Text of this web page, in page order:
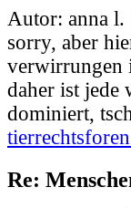
Autor: anna l.
sorry, aber
verwirrungen
daher ist jede
dominiert,
Re: